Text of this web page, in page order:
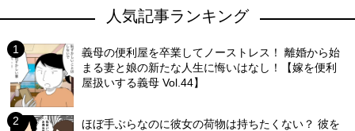
人気記事ランキング
義母の便利屋を卒業してノーストレス！ 離婚から始
まる妻と娘の新たな人生に悔いはなし！【嫁を便利
屋扱いする義母 Vol.44】
ほぼ手ぶらなのに彼女の荷物は持ちたくない？ 彼を